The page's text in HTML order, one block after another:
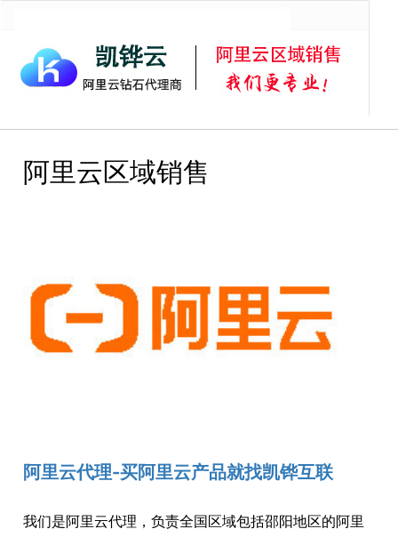
阿里云区域销售
阿里云代理-买阿里云产品就找凯铧互联
我们是阿里云代理，负责全国区域包括邵阳地区的阿里